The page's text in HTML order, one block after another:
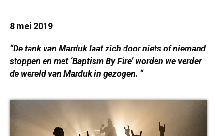
8 mei 2019
“De tank van Marduk laat zich door niets of niemand
stoppen en met ‘Baptism By Fire’ worden we verder
de wereld van Marduk in gezogen. “